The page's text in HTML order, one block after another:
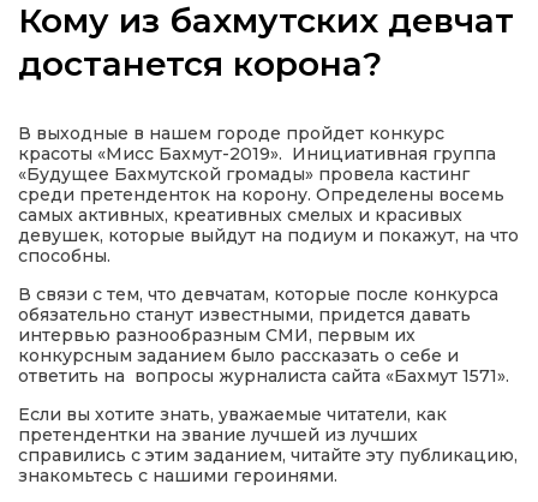
політика
місія
Кому из бахмутских девчат
достанется корона?
В выходные в нашем городе пройдет конкурс
красоты «Мисс Бахмут-2019». Инициативная группа
«Будущее Бахмутской громады» провела кастинг
среди претенденток на корону. Определены восемь
самых активных, креативных смелых и красивых
девушек, которые выйдут на подиум и покажут, на что
способны.
В связи с тем, что девчатам, которые после конкурса
обязательно станут известными, придется давать
интервью разнообразным СМИ, первым их
конкурсным заданием было рассказать о себе и
ответить на вопросы журналиста сайта «Бахмут 1571».
Если вы хотите знать, уважаемые читатели, как
претендентки на звание лучшей из лучших
справились с этим заданием, читайте эту публикацию,
знакомьтесь с нашими героинями.